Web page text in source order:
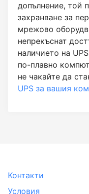
допълнение, той
захранване за
мрежово
непрекъснат
наличието на
по-плавно
не чакайте да
UPS за вашия
Контакти
Условия